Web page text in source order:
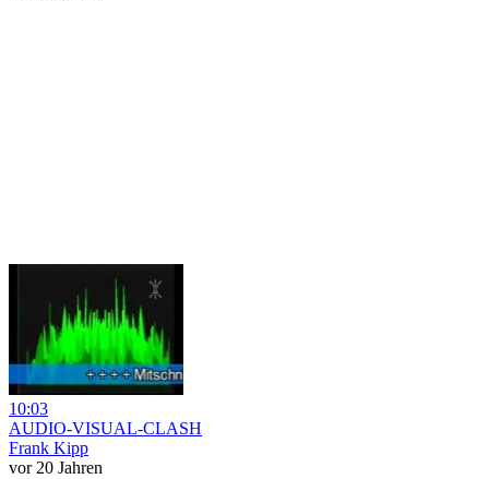
10:03
AUDIO-VISUAL-CLASH
Frank Kipp
vor 20 Jahren